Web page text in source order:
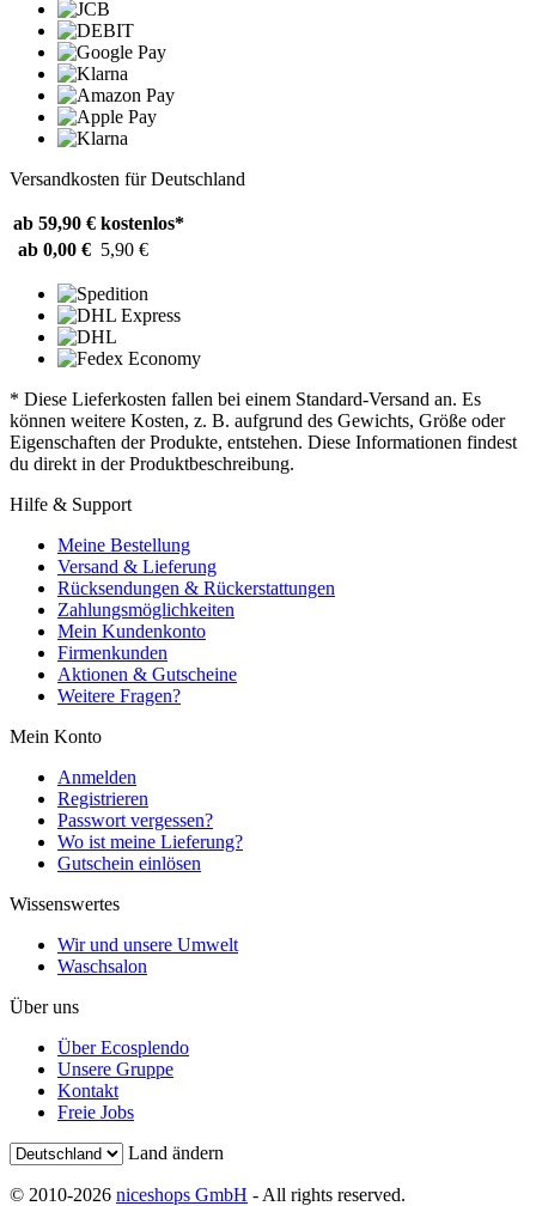
Versandkosten für Deutschland
ab 59,90 € kostenlos*
ab 0,00 € 5,90 €
* Diese Lieferkosten fallen bei einem Standard-Versand an. Es
können weitere Kosten, z. B. aufgrund des Gewichts, Größe oder
Eigenschaften der Produkte, entstehen. Diese Informationen findest
du direkt in der Produktbeschreibung.
Hilfe & Support
Meine Bestellung
Versand & Lieferung
Rücksendungen & Rückerstattungen
Zahlungsmöglichkeiten
Mein Kundenkonto
Firmenkunden
Aktionen & Gutscheine
Weitere Fragen?
Mein Konto
Anmelden
Registrieren
Passwort vergessen?
Wo ist meine Lieferung?
Gutschein einlösen
Wissenswertes
Wir und unsere Umwelt
Waschsalon
Über uns
Über Ecosplendo
Unsere Gruppe
Kontakt
Freie Jobs
Land ändern
© 2010-2026 niceshops GmbH - All rights reserved.